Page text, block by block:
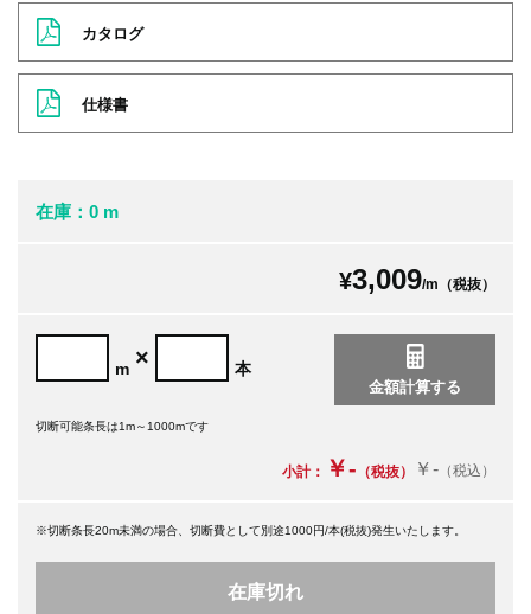
カタログ
仕様書
在庫：0 m
¥3,009/m（税抜）
m × 本
切断可能条長は1m～1000mです
小計： ￥- （税抜） ￥- （税込）
※切断条長20m未満の場合、切断費として別途1000円/本(税抜)発生いたします。
在庫切れ